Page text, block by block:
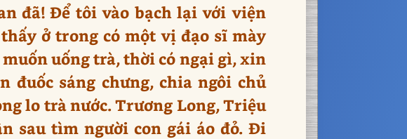
đã! Để tôi vào bạch lại với viện
ở trong có một vị đạo sĩ mày
uống trà, thời có ngại gì, xin
đuốc sáng chưng, chia ngôi chủ
lo trà nước. Trương Long, Triệu
sau tìm người con gái áo đỏ. Đi